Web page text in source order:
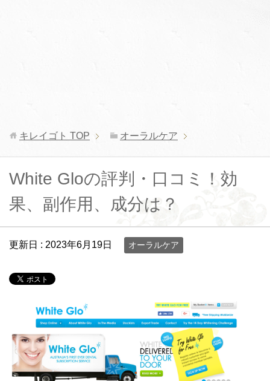
キレイゴト TOP オーラルケア
White Gloの評判・口コミ！効
果、副作用、成分は？
更新日 : 2023年6月19日 オーラルケア